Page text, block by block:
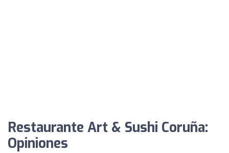
Restaurante Art & Sushi Coruña:
Opiniones